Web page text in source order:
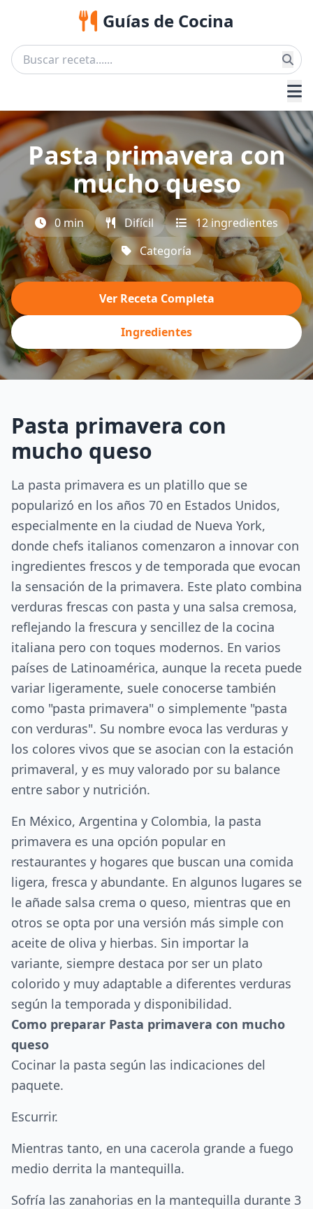
Guías de Cocina
Pasta primavera con
mucho queso
0 min Difícil
12 ingredientes
Categoría
Ver Receta Completa
Ingredientes
Pasta primavera con
mucho queso
La pasta primavera es un platillo que se
popularizó en los años 70 en Estados Unidos,
especialmente en la ciudad de Nueva York,
donde chefs italianos comenzaron a innovar con
ingredientes frescos y de temporada que evocan
la sensación de la primavera. Este plato combina
verduras frescas con pasta y una salsa cremosa,
reflejando la frescura y sencillez de la cocina
italiana pero con toques modernos. En varios
países de Latinoamérica, aunque la receta puede
variar ligeramente, suele conocerse también
como "pasta primavera" o simplemente "pasta
con verduras". Su nombre evoca las verduras y
los colores vivos que se asocian con la estación
primaveral, y es muy valorado por su balance
entre sabor y nutrición.
En México, Argentina y Colombia, la pasta
primavera es una opción popular en
restaurantes y hogares que buscan una comida
ligera, fresca y abundante. En algunos lugares se
le añade salsa crema o queso, mientras que en
otros se opta por una versión más simple con
aceite de oliva y hierbas. Sin importar la
variante, siempre destaca por ser un plato
colorido y muy adaptable a diferentes verduras
según la temporada y disponibilidad.
Como preparar Pasta primavera con mucho
queso
Cocinar la pasta según las indicaciones del
paquete.
Escurrir.
Mientras tanto, en una cacerola grande a fuego
medio derrita la mantequilla.
Sofría las zanahorias en la mantequilla durante 3